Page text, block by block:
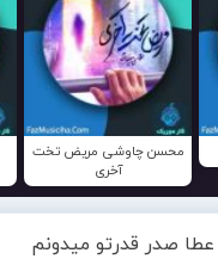
محسن چاوشی مریض تخت
آخری
عطا صدر قدرتو میدونم